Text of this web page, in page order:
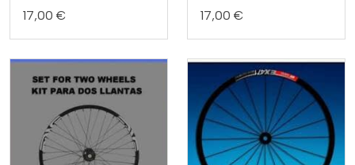
17,00 €
17,00 €